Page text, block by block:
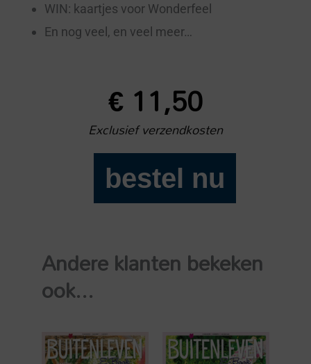
WIN: kaartjes voor Wonderfeel
En nog veel, en veel meer…
€11,50
Exclusief verzendkosten
Buitenleven
2025-
bestel nu
Andere klanten bekeken
ook...